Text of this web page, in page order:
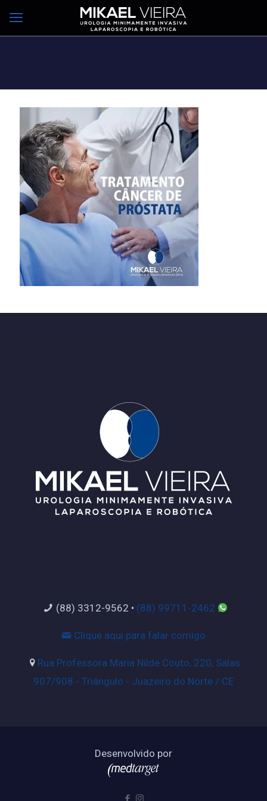
(88) 3312-9562 • (88) 99711-2462
Clique aqui para falar comigo
Rua Professora Maria Nilde Couto, 220, Salas
907/908 - Triângulo - Juazeiro do Norte / CE
Desenvolvido por